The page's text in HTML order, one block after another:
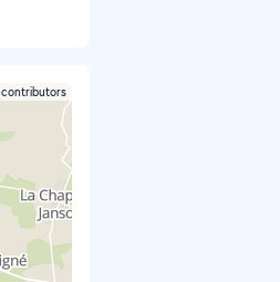
contributors